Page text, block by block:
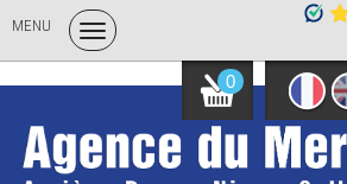
MENU
0